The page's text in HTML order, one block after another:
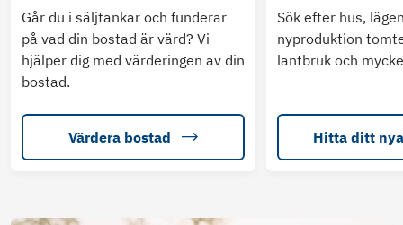
Går du i säljtankar och funderar
på vad din bostad är värd? Vi
hjälper dig med värderingen av din
bostad.
Värdera bostad
Sök efter hus,
nyproduktion
lantbruk och
Hitta ditt